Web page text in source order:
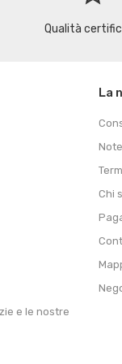
Qualità
La
Chi
e le nostre